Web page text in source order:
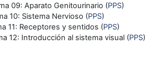
09: Aparato Genitourinario (PPS)
10: Sistema Nervioso (PPS)
11: Receptores y sentidos (PPS)
12: Introducción al sistema visual (PPS)